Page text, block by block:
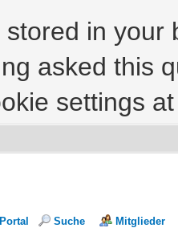
in
asked this
settings
Portal Suche Mitglieder